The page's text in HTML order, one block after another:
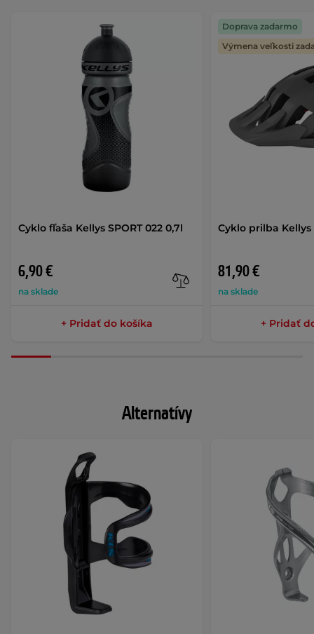
Cyklo fľaša Kellys SPORT 022 0,7l
6,90 €
na sklade
+ Pridať do košíka
Cyklo prilba
81,90 €
na sklade
Doprava zadarmo
Výmena veľkosti
+ Pridať
Alternatívy